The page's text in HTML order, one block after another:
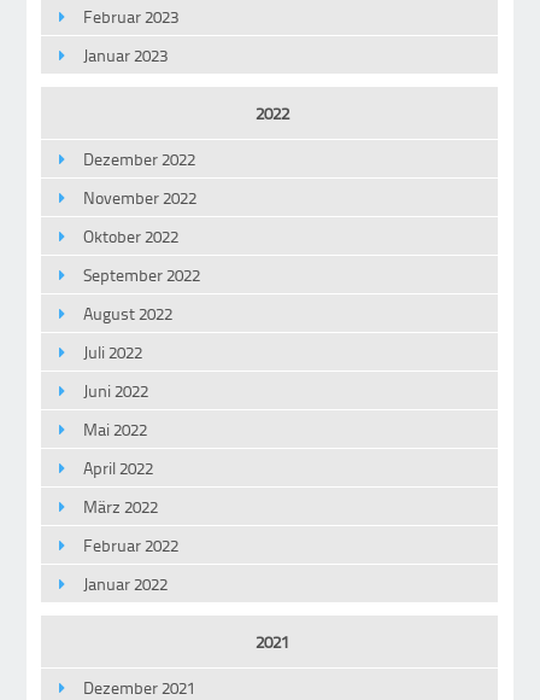
Februar 2023
Januar 2023
2022
Dezember 2022
November 2022
Oktober 2022
September 2022
August 2022
Juli 2022
Juni 2022
Mai 2022
April 2022
März 2022
Februar 2022
Januar 2022
2021
Dezember 2021